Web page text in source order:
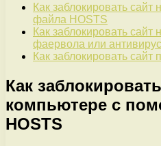
Как заблокировать
файла HOSTS
Как заблокировать
фаервола или
Как заблокировать
Как
компьютере с
HOSTS